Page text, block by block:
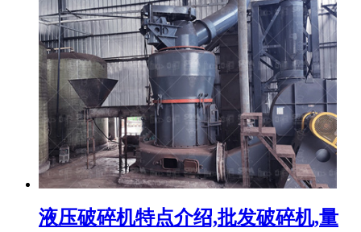
液压破碎机特点介绍,批发破碎机,量